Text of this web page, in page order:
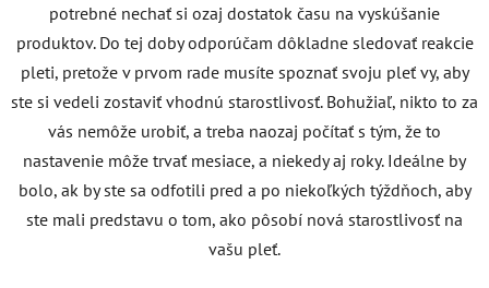
potrebné nechať si ozaj dostatok času na vyskúšanie
produktov. Do tej doby odporúčam dôkladne sledovať reakcie
pleti, pretože v prvom rade musíte spoznať svoju pleť vy, aby
ste si vedeli zostaviť vhodnú starostlivosť. Bohužiaľ, nikto to za
vás nemôže urobiť, a treba naozaj počítať s tým, že to
nastavenie môže trvať mesiace, a niekedy aj roky. Ideálne by
bolo, ak by ste sa odfotili pred a po niekoľkých týždňoch, aby
ste mali predstavu o tom, ako pôsobí nová starostlivosť na
vašu pleť.